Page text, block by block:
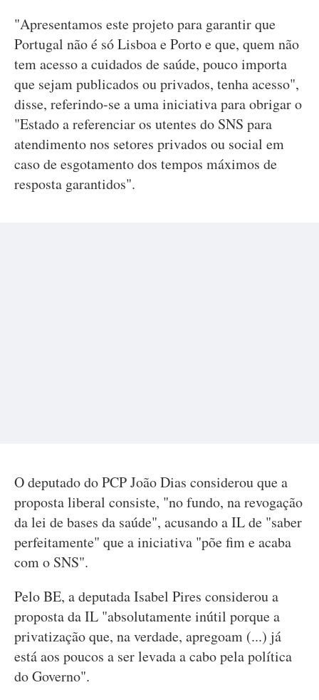
"Apresentamos este projeto para garantir que
Portugal não é só Lisboa e Porto e que, quem não
tem acesso a cuidados de saúde, pouco importa
que sejam publicados ou privados, tenha acesso",
disse, referindo-se a uma iniciativa para obrigar o
"Estado a referenciar os utentes do SNS para
atendimento nos setores privados ou social em
caso de esgotamento dos tempos máximos de
resposta garantidos".
O deputado do PCP João Dias considerou que a
proposta liberal consiste, "no fundo, na revogação
da lei de bases da saúde", acusando a IL de "saber
perfeitamente" que a iniciativa "põe fim e acaba
com o SNS".
Pelo BE, a deputada Isabel Pires considerou a
proposta da IL "absolutamente inútil porque a
privatização que, na verdade, apregoam (...) já
está aos poucos a ser levada a cabo pela política
do Governo".